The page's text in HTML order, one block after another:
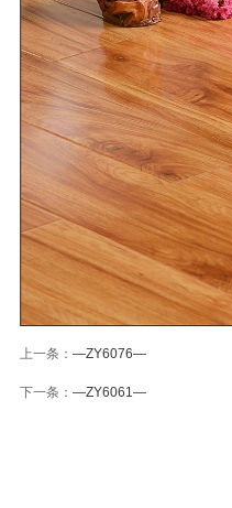
上一条： —ZY6076—
下一条： —ZY6061—